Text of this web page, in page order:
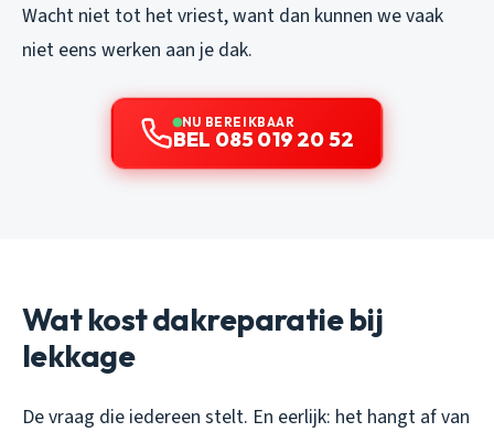
Wacht niet tot het vriest, want dan kunnen we vaak
niet eens werken aan je dak.
NU BEREIKBAAR
BEL 085 019 20 52
Wat kost dakreparatie bij
lekkage
De vraag die iedereen stelt. En eerlijk: het hangt af van